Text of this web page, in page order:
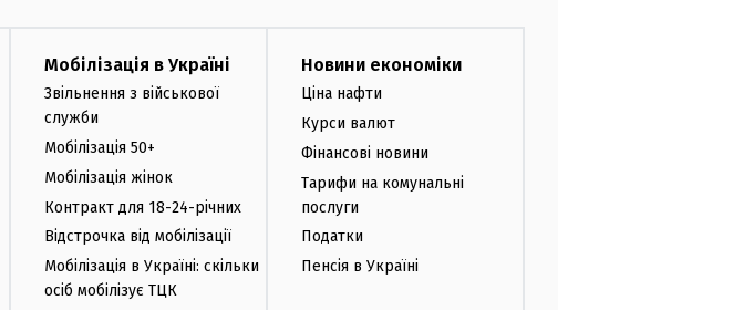
Мобілізація в Україні
Звільнення з військової
служби
Мобілізація 50+
Мобілізація жінок
Контракт для 18-24-річних
Відстрочка від мобілізації
Мобілізація в Україні: скільки
осіб мобілізує ТЦК
Новини економіки
Ціна нафти
Курси валют
Фінансові новини
Тарифи на комунальні
послуги
Податки
Пенсія в Україні